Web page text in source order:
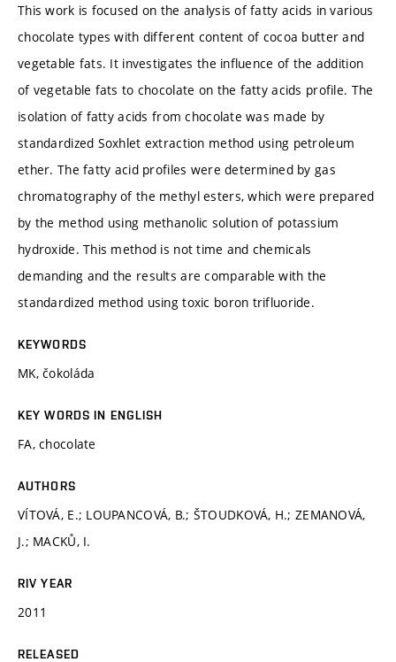
This work is focused on the analysis of fatty acids in various
chocolate types with different content of cocoa butter and
vegetable fats. It investigates the influence of the addition
of vegetable fats to chocolate on the fatty acids profile. The
isolation of fatty acids from chocolate was made by
standardized Soxhlet extraction method using petroleum
ether. The fatty acid profiles were determined by gas
chromatography of the methyl esters, which were prepared
by the method using methanolic solution of potassium
hydroxide. This method is not time and chemicals
demanding and the results are comparable with the
standardized method using toxic boron trifluoride.
KEYWORDS
MK, čokoláda
KEY WORDS IN ENGLISH
FA, chocolate
AUTHORS
VÍTOVÁ, E.; LOUPANCOVÁ, B.; ŠTOUDKOVÁ, H.; ZEMANOVÁ,
J.; MACKŮ, I.
RIV YEAR
2011
RELEASED